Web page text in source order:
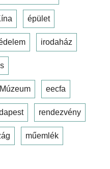
épület
irodaház
Múzeum eecfa
rendezvény
műemlék